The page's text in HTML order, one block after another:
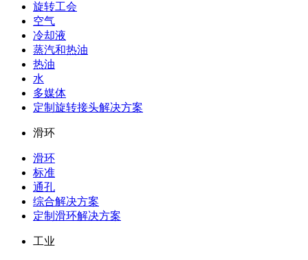
旋转工会
空气
冷却液
蒸汽和热油
热油
水
多媒体
定制旋转接头解决方案
滑环
滑环
标准
通孔
综合解决方案
定制滑环解决方案
工业